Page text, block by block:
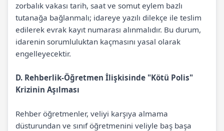
zorbalık vakası tarih, saat ve somut eylem bazlı
tutanağa bağlanmalı; idareye yazılı dilekçe ile teslim
edilerek evrak kayıt numarası alınmalıdır. Bu durum,
idarenin sorumluluktan kaçmasını yasal olarak
engelleyecektir.
D. Rehberlik-Öğretmen İlişkisinde "Kötü Polis"
Krizinin Aşılması
Rehber öğretmenler, veliyi karşıya almama
düsturundan ve sınıf öğretmenini veliyle baş başa